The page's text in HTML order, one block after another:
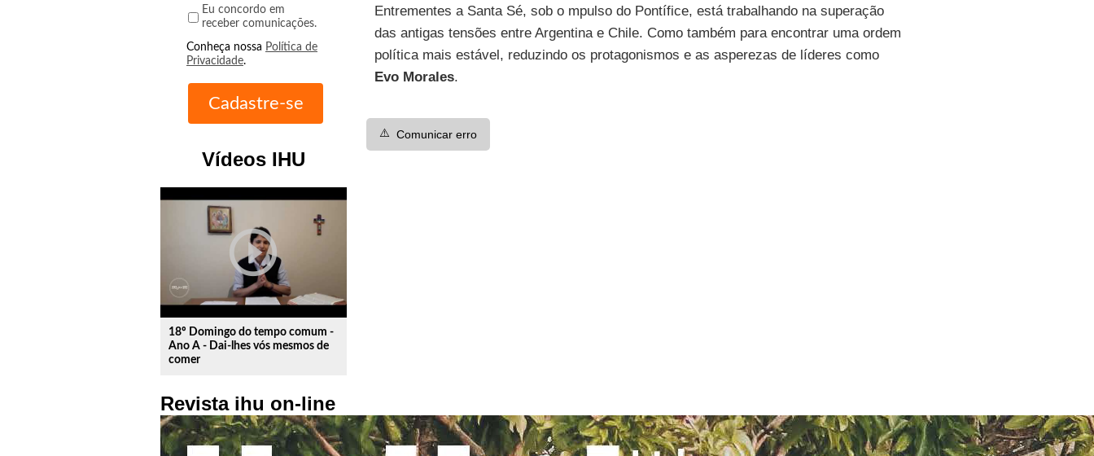
Eu concordo em
receber comunicações.
Conheça nossa Política de
Privacidade.
Vídeos IHU
play_circle_outline
18º Domingo do tempo comum -
Ano A - Dai-lhes vós mesmos de
comer
Revista ihu on-line
Entrementes a Santa Sé, sob o mpulso do Pontífice, está trabalhando na superação
das antigas tensões entre Argentina e Chile. Como também para encontrar uma ordem
política mais estável, reduzindo os protagonismos e as asperezas de líderes como
Evo Morales.
⚠️ Comunicar erro